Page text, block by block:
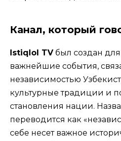
Канал, который
Istiqlol TV был создан для
важнейшие события,
независимостью
культурные традиции и
становления нации.
переводится как
себе несет важное